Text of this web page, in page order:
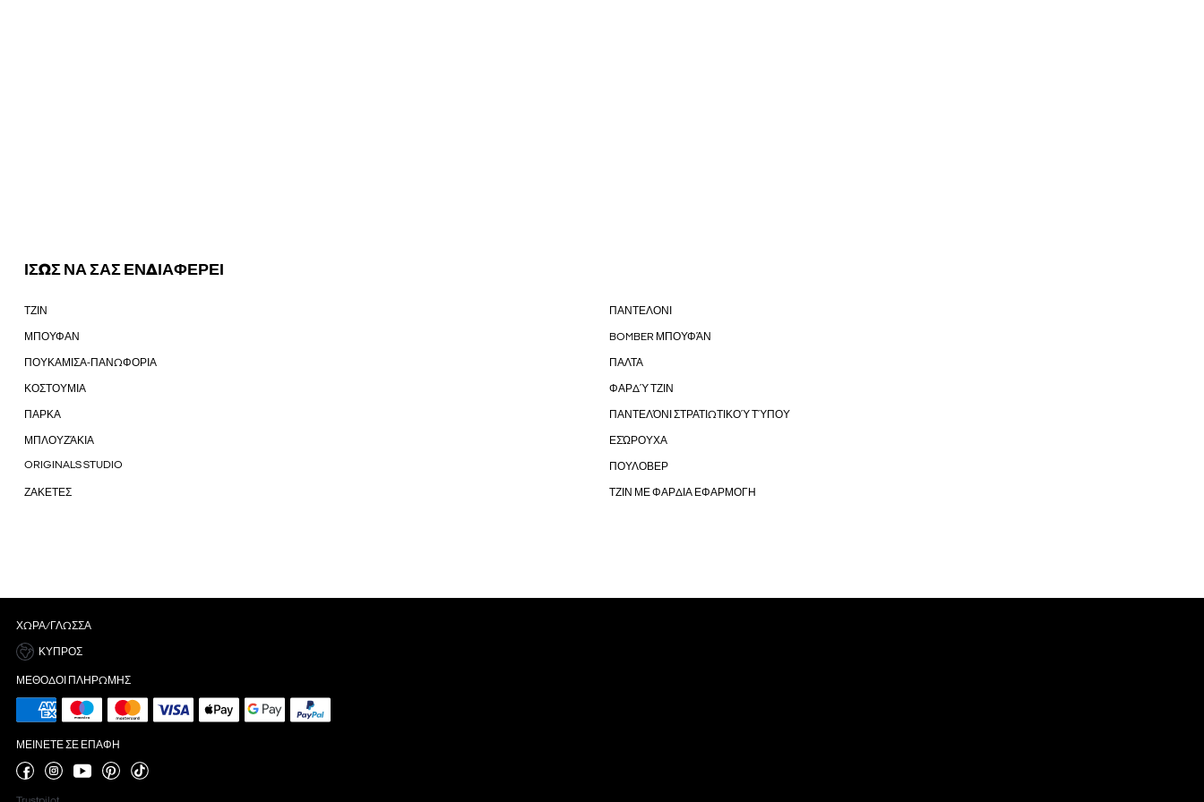
ΙΣΩΣ ΝΑ ΣΑΣ ΕΝΔΙΑΦΕΡΕΙ
ΤΖΙΝ ΠΑΝΤΕΛΟΝΙ
ΜΠΟΥΦΑΝ BOMBER ΜΠΟΥΦΆΝ
ΠΟΥΚΑΜΙΣΑ-ΠΑΝΩΦΟΡΙΑ ΠΑΛΤΑ
ΚΟΣΤΟΥΜΙΑ ΦΑΡΔΎ ΤΖΙΝ
ΠΑΡΚΑ ΠΑΝΤΕΛΌΝΙ ΣΤΡΑΤΙΩΤΙΚΟΎ ΤΎΠΟΥ
ΜΠΛΟΥΖΆΚΙΑ ΕΣΏΡΟΥΧΑ
ORIGINALS STUDIO ΠΟΥΛΟΒΕΡ
ΖΑΚΕΤΕΣ ΤΖΙΝ ΜΕ ΦΑΡΔΙΑ ΕΦΑΡΜΟΓΗ
ΧΏΡΑ/ΓΛΏΣΣΑ
ΚΎΠΡΟΣ
ΜΈΘΟΔΟΙ ΠΛΗΡΩΜΉΣ
ΜΕΊΝΕΤΕ ΣΕ ΕΠΑΦΉ